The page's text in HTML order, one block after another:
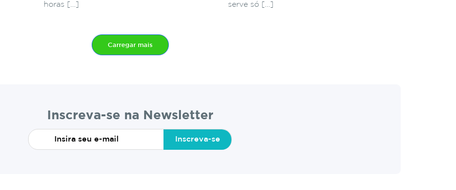
horas […]
serve só […]
Carregar mais
Inscreva-se na Newsletter
Inscreva-se